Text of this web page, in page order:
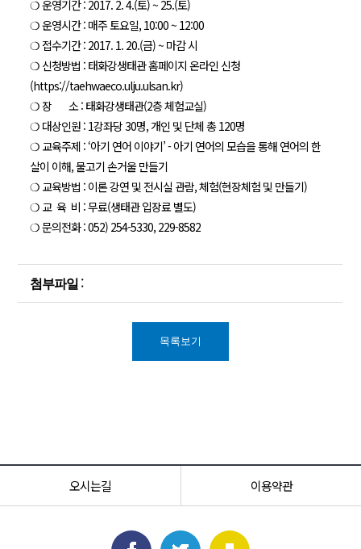
❍ 운영기간 : 2017. 2. 4.(토) ~ 25.(토)
❍ 운영시간 : 매주 토요일, 10:00 ~ 12:00
❍ 접수기간 : 2017. 1. 20.(금) ~ 마감 시
❍ 신청방법 : 태화강생태관 홈페이지 온라인 신청
(https://taehwaeco.ulju.ulsan.kr)
❍ 장 소 : 태화강생태관(2층 체험교실)
❍ 대상인원 : 1강좌당 30명, 개인 및 단체 총 120명
❍ 교육주제 : ‘아기 연어 이야기’ - 아기 연어의 모습을 통해 연어의 한
살이 이해, 물고기 손거울 만들기
❍ 교육방법 : 이론 강연 및 전시실 관람, 체험(현장체험 및 만들기)
❍ 교 육 비 : 무료(생태관 입장료 별도)
❍ 문의전화 : 052) 254-5330, 229-8582
첨부파일 :
목록보기
오시는길 이용약관